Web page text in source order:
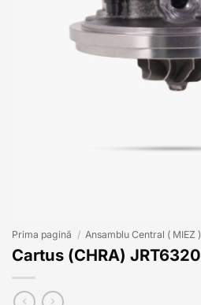
Prima pagină / Ansamblu Central ( MIEZ )
Cartus (CHRA) JRT6320